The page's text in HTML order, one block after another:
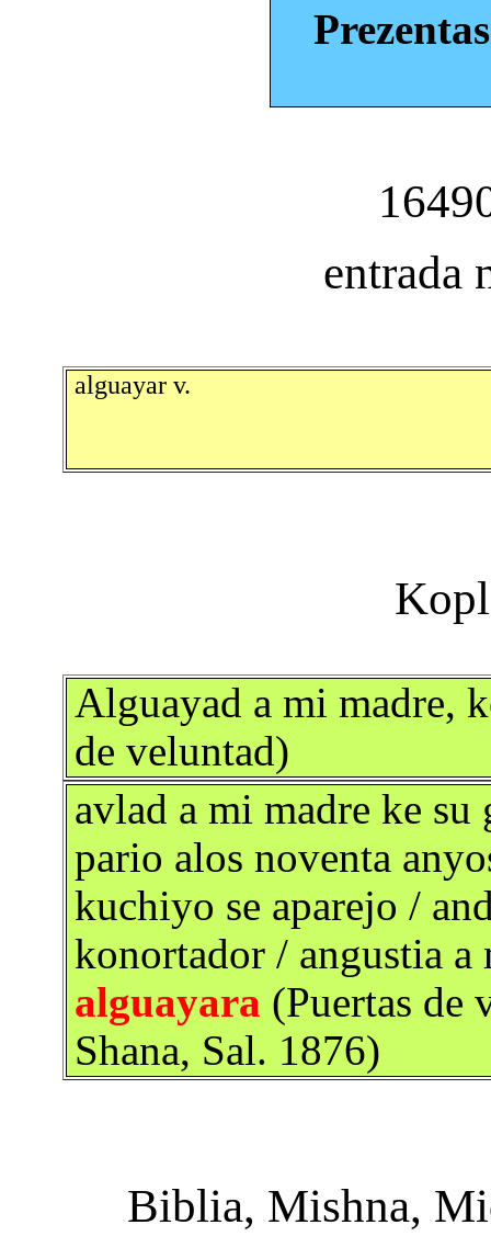
entrada
alguayar v.
Alguayad a mi madre,
de veluntad)
avlad a mi madre ke
pario alos noventa
kuchiyo se aparejo /
konortador / angustia
alguayara (Puertas de
Shana, Sal. 1876)